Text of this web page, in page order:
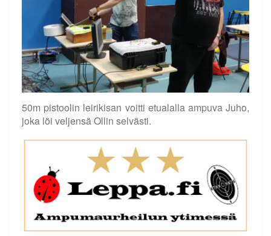
50m pistoolin leirikisan voitti etualalla ampuva Juho,
joka löi veljensä Ollin selvästi.